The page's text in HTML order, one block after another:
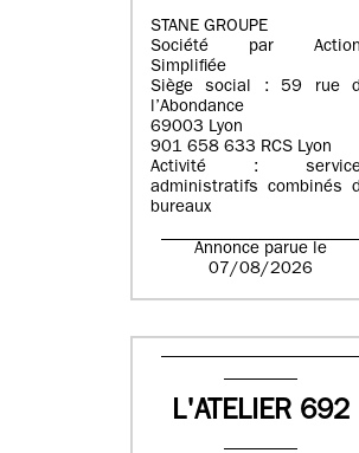
STANE GROUPE
Société par
Simplifiée
Siège social : 59 rue
l’Abondance
69003 Lyon
901 658 633 RCS Lyon
Activité :
administratifs combinés
bureaux
Annonce parue le
07/08/2026
L'ATELIER 692